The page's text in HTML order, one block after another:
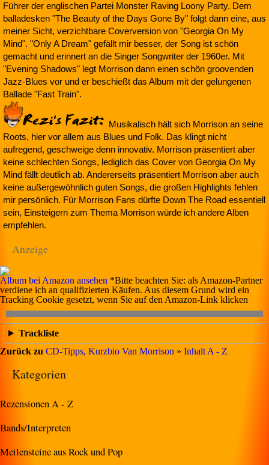
Führer der englischen Partei Monster Raving Loony Party. Dem
balladesken "The Beauty of the Days Gone By" folgt dann eine, aus
meiner Sicht, verzichtbare Coverversion von "Georgia On My
Mind". "Only A Dream" gefällt mir besser, der Song ist schön
gemacht und erinnert an die Singer Songwriter der 1960er. Mit
"Evening Shadows" legt Morrison dann einen schön groovenden
Jazz-Blues vor und er beschießt das Album mit der gelungenen
Ballade "Fast Train".
Musikalisch hält sich Morrison an seine
Roots, hier vor allem aus Blues und Folk. Das klingt nicht
aufregend, geschweige denn innovativ. Morrison präsentiert aber
keine schlechten Songs, lediglich das Cover von Georgia On My
Mind fällt deutlich ab. Andererseits präsentiert Morrison aber auch
keine außergewöhnlich guten Songs, die großen Highlights fehlen
mir persönlich. Für Morrison Fans dürfte Down The Road essentiell
sein, Einsteigern zum Thema Morrison würde ich andere Alben
empfehlen.
Anzeige
Album bei Amazon ansehen *Bitte beachten Sie: als Amazon-Partner
verdiene ich an qualifizierten Käufen. Aus diesem Grund wird ein
Tracking Cookie gesetzt, wenn Sie auf den Amazon-Link klicken
Trackliste
Zurück zu CD-Tipps, Kurzbio Van Morrison » Inhalt A - Z
Kategorien
Rezensionen A - Z
Bands/Interpreten
Meilensteine aus Rock und Pop